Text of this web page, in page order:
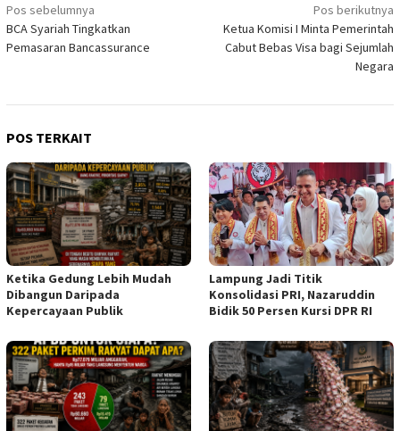
Navigasi
pos
Pos sebelumnya
BCA Syariah Tingkatkan
Pemasaran Bancassurance
Pos berikutnya
Ketua Komisi I Minta Pemerintah
Cabut Bebas Visa bagi Sejumlah
Negara
POS TERKAIT
Ketika Gedung Lebih Mudah
Dibangun Daripada
Kepercayaan Publik
Lampung Jadi Titik
Konsolidasi PRI, Nazaruddin
Bidik 50 Persen Kursi DPR RI